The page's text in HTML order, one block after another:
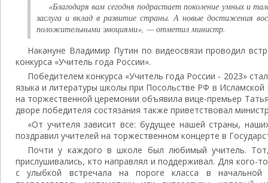
«Благодаря вам сегодня подрастает поколение умных и
заслуга и вклад в развитие страны. А новые достижения
положительными эмоциями», — отметил министр.
Накануне Владимир Путин по видеосвязи проводил
конкурса «Учитель года России».
Победителем конкурса «Учитель года России - 2023»
языка и литературы школы при Посольстве РФ в
на торжественной церемонии объявила вице-премьер
дворе победителя состязания также приветствовал
«От учителя зависит все: будущее нашей страны,
поздравил учителей на торжественном концерте в
Почти у каждого в школе был любимый учитель.
прислушивались, кто направлял и поддерживал. Для кого-
с улыбкой встречала на пороге класса в